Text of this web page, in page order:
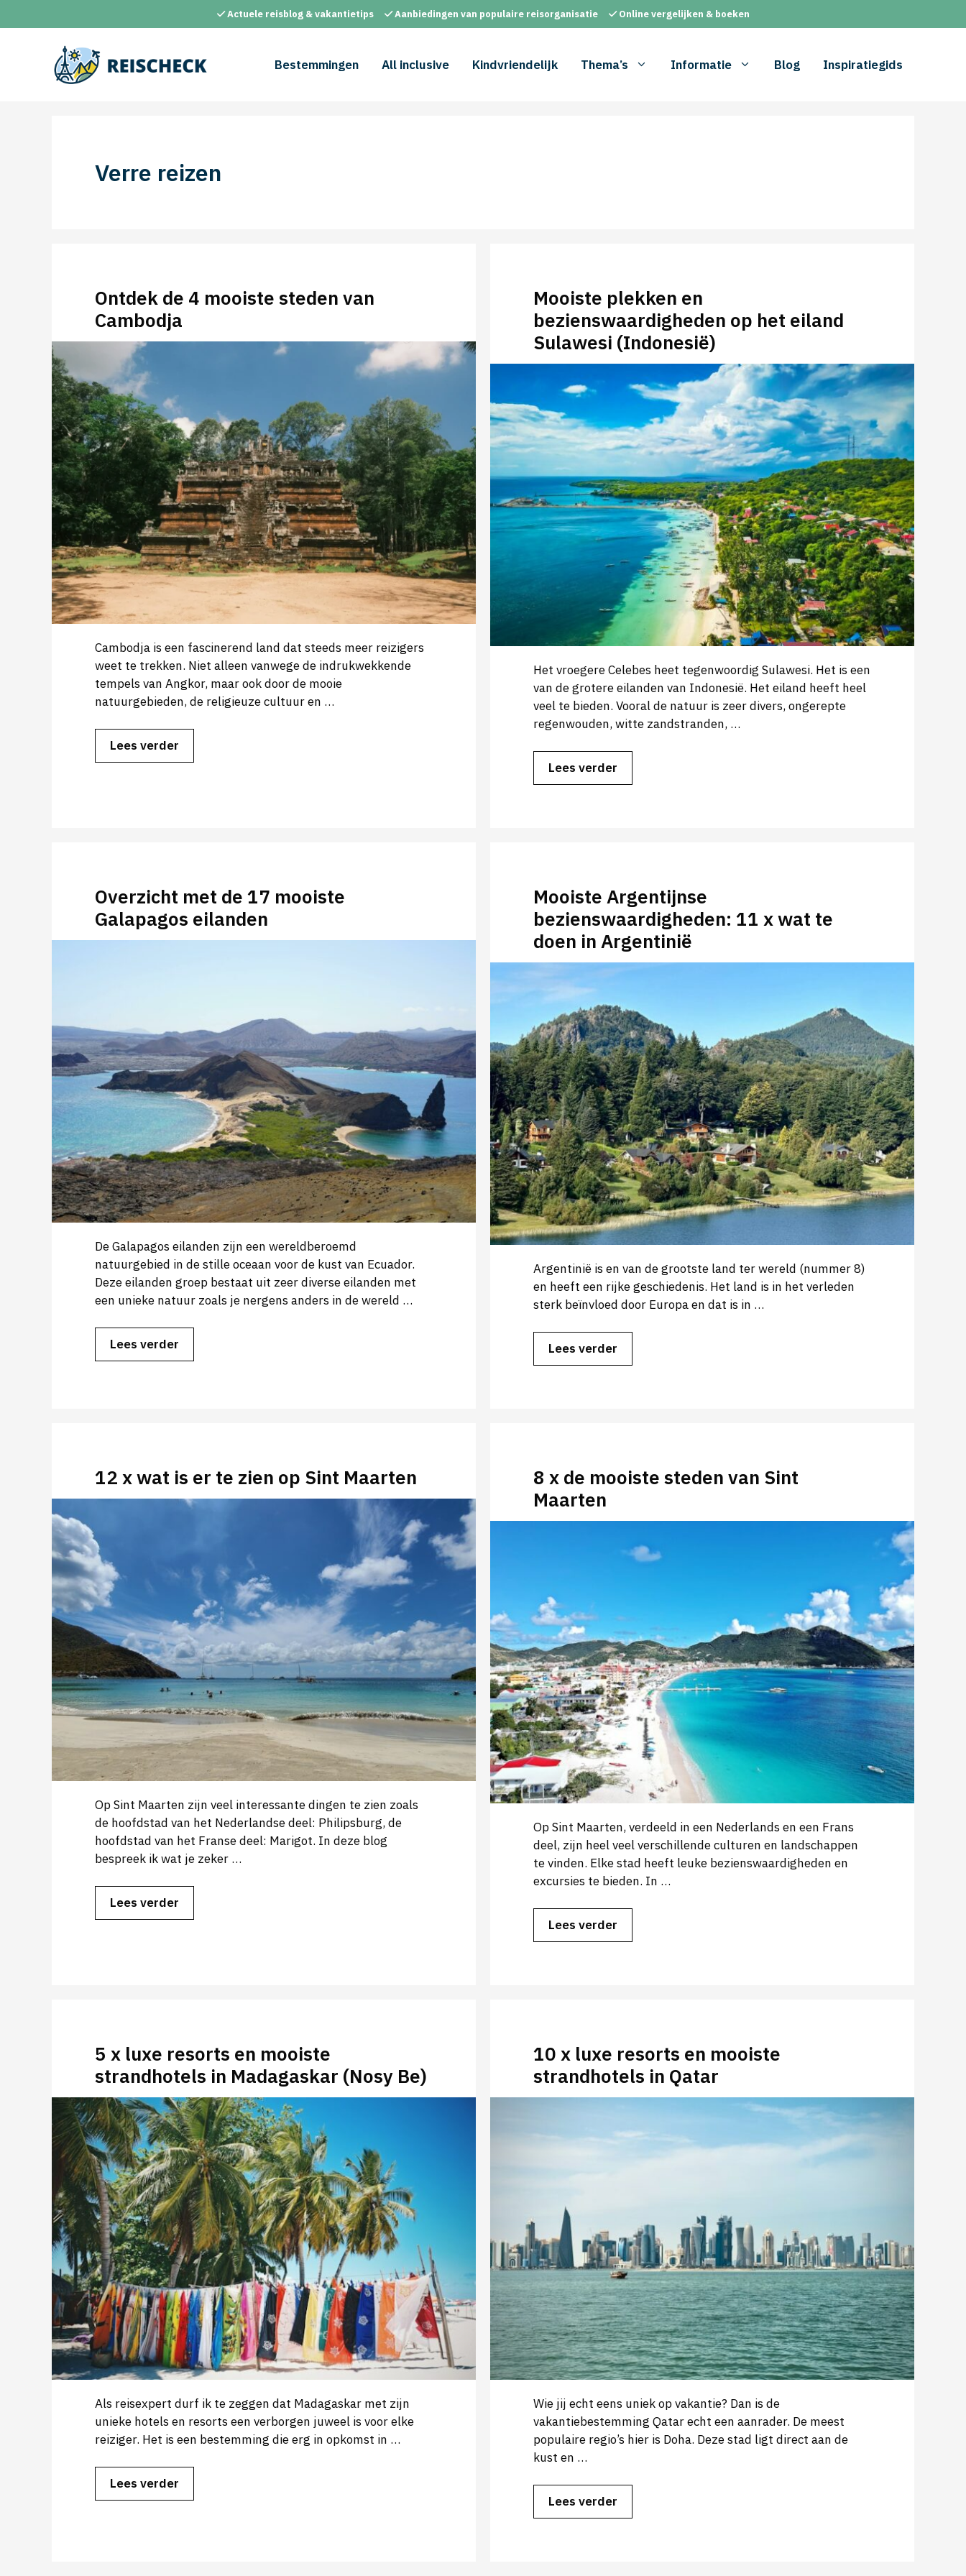
naar
Actuele reisblog & vakantietips Aanbiedingen van populaire reisorganisatie Online vergelijken & boeken
Bestemmingen All inclusive Kindvriendelijk Thema’s Informatie Blog Inspiratiegids
Verre reizen
Ontdek de 4 mooiste steden van
Cambodja
Cambodja is een fascinerend land dat steeds meer reizigers
weet te trekken. Niet alleen vanwege de indrukwekkende
tempels van Angkor, maar ook door de mooie
natuurgebieden, de religieuze cultuur en …
Lees verder
Mooiste plekken en
bezienswaardigheden op het eiland
Sulawesi (Indonesië)
Het vroegere Celebes heet tegenwoordig Sulawesi. Het is een
van de grotere eilanden van Indonesië. Het eiland heeft heel
veel te bieden. Vooral de natuur is zeer divers, ongerepte
regenwouden, witte zandstranden, …
Lees verder
Overzicht met de 17 mooiste
Galapagos eilanden
De Galapagos eilanden zijn een wereldberoemd
natuurgebied in de stille oceaan voor de kust van Ecuador.
Deze eilanden groep bestaat uit zeer diverse eilanden met
een unieke natuur zoals je nergens anders in de wereld …
Lees verder
Mooiste Argentijnse
bezienswaardigheden: 11 x wat te
doen in Argentinië
Argentinië is en van de grootste land ter wereld (nummer 8)
en heeft een rijke geschiedenis. Het land is in het verleden
sterk beïnvloed door Europa en dat is in …
Lees verder
12 x wat is er te zien op Sint Maarten
Op Sint Maarten zijn veel interessante dingen te zien zoals
de hoofdstad van het Nederlandse deel: Philipsburg, de
hoofdstad van het Franse deel: Marigot. In deze blog
bespreek ik wat je zeker …
Lees verder
8 x de mooiste steden van Sint
Maarten
Op Sint Maarten, verdeeld in een Nederlands en een Frans
deel, zijn heel veel verschillende culturen en landschappen
te vinden. Elke stad heeft leuke bezienswaardigheden en
excursies te bieden. In …
Lees verder
5 x luxe resorts en mooiste
strandhotels in Madagaskar (Nosy Be)
Als reisexpert durf ik te zeggen dat Madagaskar met zijn
unieke hotels en resorts een verborgen juweel is voor elke
reiziger. Het is een bestemming die erg in opkomst in …
Lees verder
10 x luxe resorts en mooiste
strandhotels in Qatar
Wie jij echt eens uniek op vakantie? Dan is de
vakantiebestemming Qatar echt een aanrader. De meest
populaire regio’s hier is Doha. Deze stad ligt direct aan de
kust en …
Lees verder